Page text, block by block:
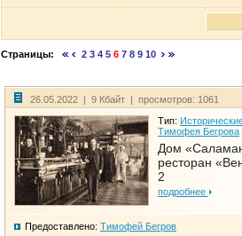
Страницы: 2 3 4 5 6 7 8 9 10
26.05.2022 | 9 Кбайт | просмотров: 1061
Тип:
Тимофея Бегрова
Дом
ресторан
2
подробнее
Предоставлено: Тимофей Бегров